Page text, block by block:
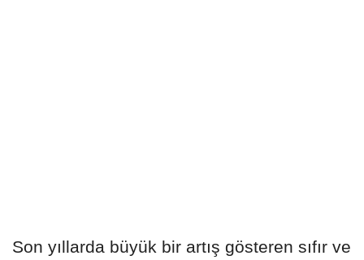
Son yıllarda büyük bir artış gösteren sıfır ve